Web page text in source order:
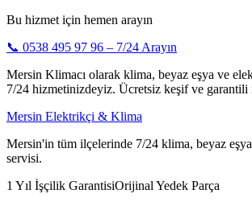
Bu hizmet için hemen arayın
📞 0538 495 97 96 – 7/24 Arayın
Mersin Klimacı olarak klima, beyaz eşya ve
7/24 hizmetinizdeyiz. Ücretsiz keşif ve garantili
Mersin Elektrikçi & Klima
Mersin'in tüm ilçelerinde 7/24 klima, beyaz
servisi.
1 Yıl İşçilik GarantisiOrijinal Yedek Parça